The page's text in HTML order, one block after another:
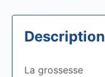
Description
La grossesse